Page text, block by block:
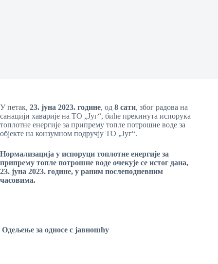
У петак, 23. јуна 2023. године, од 8 сати, због радова на
санацији хаварије на ТО „Југ“, биће прекинута испорука
топлотне енергије за припрему топле потрошне воде за
објекте на конзумном подручју ТО „Југ“.
Нормализација у испоруци топлотне енергије за
припрему топле потрошне воде очекује се истог дана,
23. јуна 2023. године, у раним послеподневним
часовима.
Одељење за односе с јавношћу